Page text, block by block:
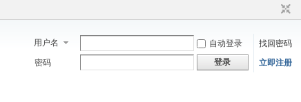
用户名 自动登录
找回密码
密码
登录 立即注册